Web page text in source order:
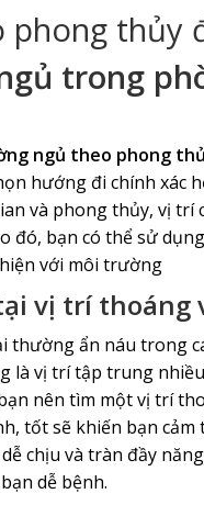
thủy
trong
ngủ theo phong
hướng đi chính
và phong thủy, vị
đó, bạn có thể sử
với môi trường
vị trí thoáng
ẩn náu trong
là vị trí tập trung
nên tìm một vị trí
tốt sẽ khiến bạn cảm
chịu và tràn đầy
dễ bệnh.